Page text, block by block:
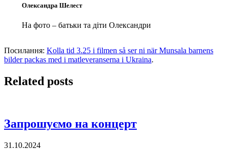
Олександра Шелест
На фото – батьки та діти Олександри
Посилання: Kolla tid 3.25 i filmen så ser ni när Munsala barnens
bilder packas med i matleveranserna i Ukraina.
Related posts
Запрошуємо на концерт
31.10.2024